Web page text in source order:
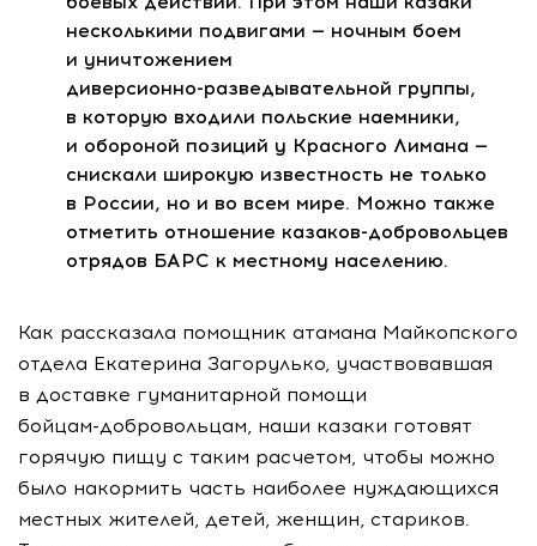
несколькими подвигами — ночным боем
и уничтожением
диверсионно-разведывательной группы,
в которую входили польские наемники,
и обороной позиций у Красного Лимана —
снискали широкую известность не только
в России, но и во всем мире. Можно также
отметить отношение казаков-добровольцев
отрядов БАРС к местному населению.
Как рассказала помощник атамана Майкопского
отдела Екатерина Загорулько, участвовавшая
в доставке гуманитарной помощи
бойцам-добровольцам, наши казаки готовят
горячую пищу с таким расчетом, чтобы можно
было накормить часть наиболее нуждающихся
местных жителей, детей, женщин, стариков.